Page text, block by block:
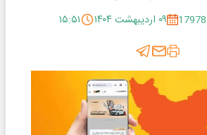
۰۹ اردیبهشت ۱۴۰۴ ۱۵:۵۱